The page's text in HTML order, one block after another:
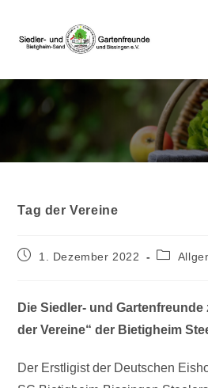
springen
Blog
Tag der Vereine
Beitrag1. Dezember 2022
Beitrags-
Die Siedler- und Gartenfreunde
der Vereine“ der Bietigheim
Der Erstligist der Deutschen